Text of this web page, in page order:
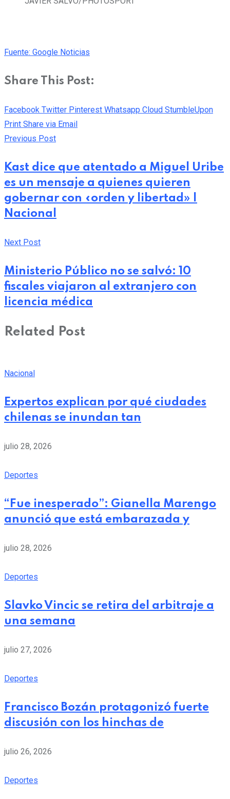
Fuente: Google Noticias
Share This Post:
Facebook Twitter Pinterest Whatsapp Cloud StumbleUpon
Print Share via Email
Previous Post
Kast dice que atentado a Miguel Uribe
es un mensaje a quienes quieren
gobernar con «orden y libertad» |
Nacional
Next Post
Ministerio Público no se salvó: 10
fiscales viajaron al extranjero con
licencia médica
Related Post
Nacional
Expertos explican por qué ciudades
chilenas se inundan tan
julio 28, 2026
Deportes
“Fue inesperado”: Gianella Marengo
anunció que está embarazada y
julio 28, 2026
Deportes
Slavko Vincic se retira del arbitraje a
una semana
julio 27, 2026
Deportes
Francisco Bozán protagonizó fuerte
discusión con los hinchas de
julio 26, 2026
Deportes